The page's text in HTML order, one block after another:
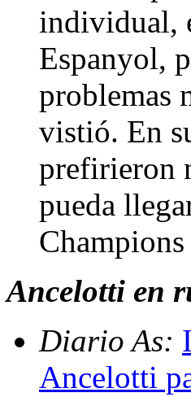
individual,
Espanyol,
problemas
vistió. En
prefirieron
pueda
Ancelotti en
Diario As:
Ancelotti